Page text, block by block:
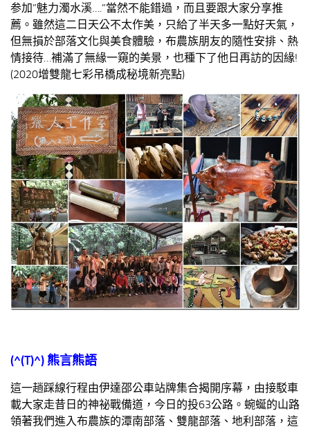
参加”魅力濁水溪….”當然不能錯過，而且要跟大家分享推
薦。雖然這二日天公不太作美，只給了半天多一點好天氣，
但無損於部落文化與美食體驗，布農族朋友的隨性安排、熱
情接待…補滿了無緣一窺的美景，也種下了他日再訪的因緣!
(2020增雙龍七彩吊橋成秘境新亮點)
(^(T)^) 熊言熊語
這一趟踩線行程由伊達邵公車站牌集合揭開序幕，由接駁車
載大家走昔日的神祕戰備道，今日的投63公路。蜿蜒的山路
領著我們進入布農族的潭南部落、雙龍部落、地利部落，這